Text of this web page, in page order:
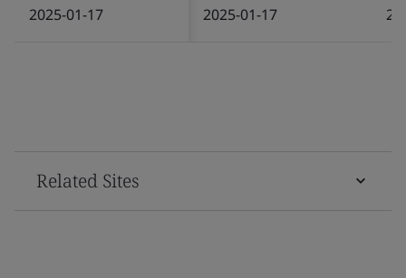
2025-01-17 2025-01-17
Related Sites